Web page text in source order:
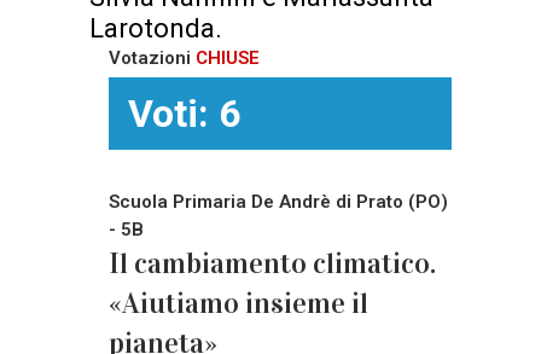
Larotonda.
Votazioni CHIUSE
Voti: 6
Scuola Primaria De Andrè di Prato (PO)
- 5B
Il cambiamento climatico.
«Aiutiamo insieme il
pianeta»